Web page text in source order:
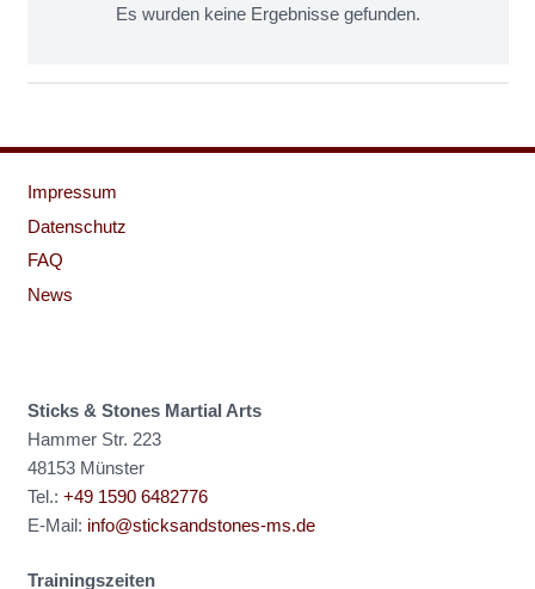
Es wurden keine Ergebnisse gefunden.
Impressum
Datenschutz
FAQ
News
Sticks & Stones Martial Arts
Hammer Str. 223
48153 Münster
Tel.: +49 1590 6482776
E-Mail: info@sticksandstones-ms.de
Trainingszeiten